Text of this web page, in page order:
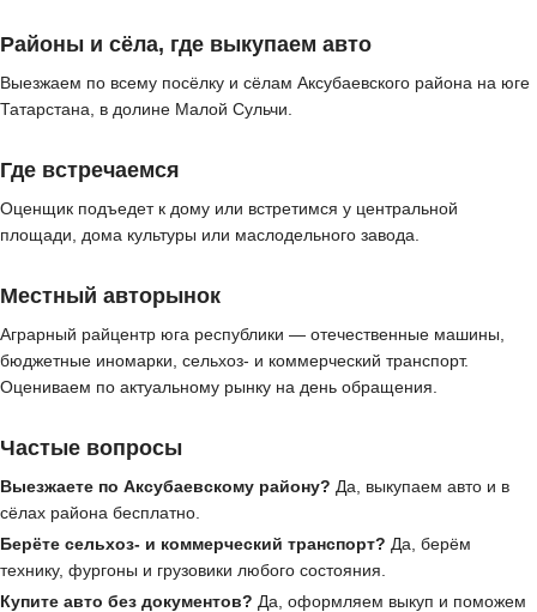
Районы и сёла, где выкупаем авто
Выезжаем по всему посёлку и сёлам Аксубаевского района на юге
Татарстана, в долине Малой Сульчи.
Где встречаемся
Оценщик подъедет к дому или встретимся у центральной
площади, дома культуры или маслодельного завода.
Местный авторынок
Аграрный райцентр юга республики — отечественные машины,
бюджетные иномарки, сельхоз- и коммерческий транспорт.
Оцениваем по актуальному рынку на день обращения.
Частые вопросы
Выезжаете по Аксубаевскому району? Да, выкупаем авто и в
сёлах района бесплатно.
Берёте сельхоз- и коммерческий транспорт? Да, берём
технику, фургоны и грузовики любого состояния.
Купите авто без документов? Да, оформляем выкуп и поможем